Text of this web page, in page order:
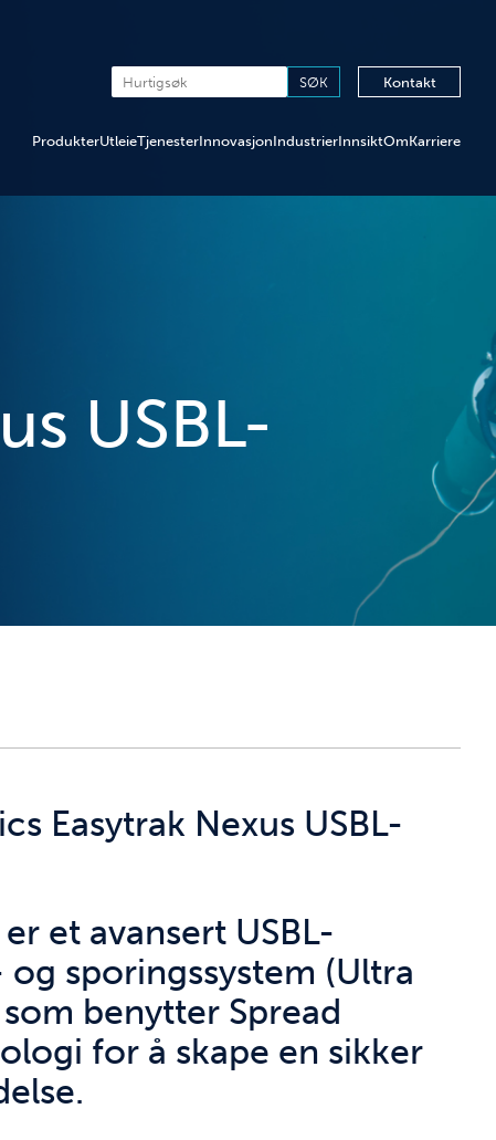
Kontakt
ProdukterUtleieTjenesterInnovasjonIndustrierInnsiktOmKarriere
USBL-
Easytrak Nexus USBL-
et avansert USBL-
sporingssystem (Ultra
benytter Spread
for å skape en sikker